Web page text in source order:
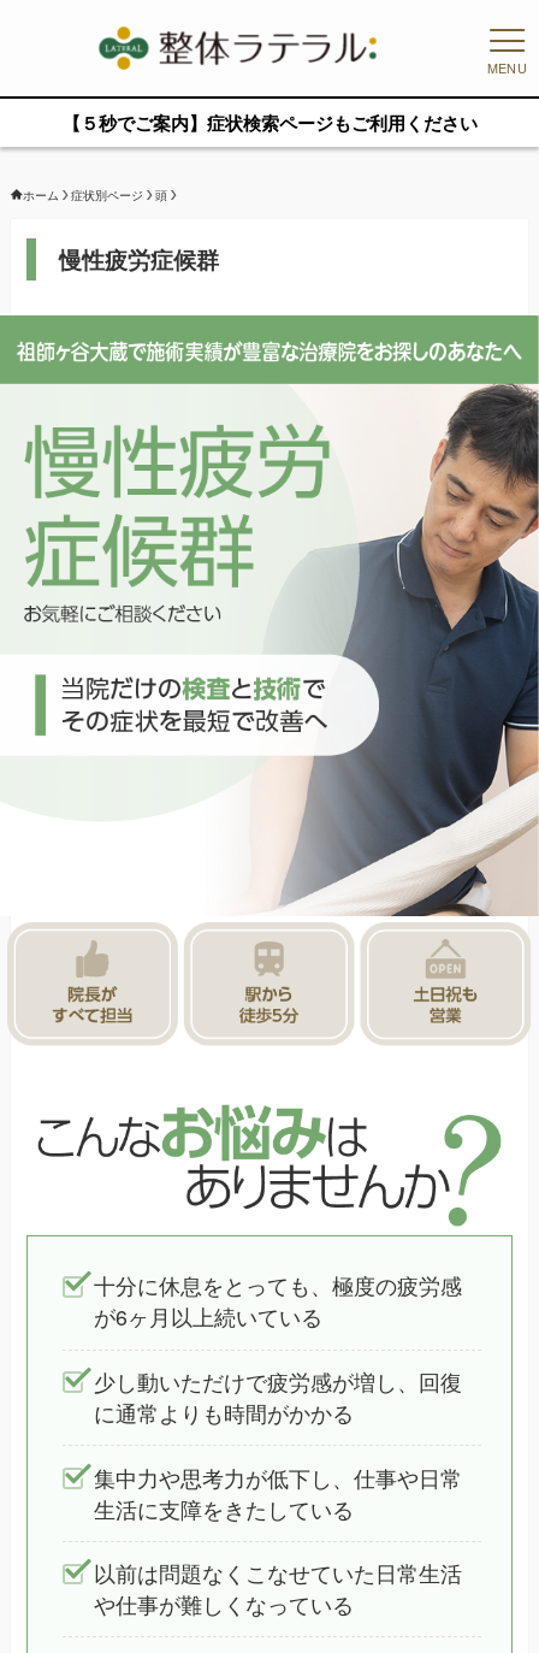
MENU
【５秒でご案内】症状検索ページもご利用ください
ホーム 症状別ページ 頭
慢性疲労症候群
十分に休息をとっても、極度の疲労感
が6ヶ月以上続いている
少し動いただけで疲労感が増し、回復
に通常よりも時間がかかる
集中力や思考力が低下し、仕事や日常
生活に支障をきたしている
以前は問題なくこなせていた日常生活
や仕事が難しくなっている